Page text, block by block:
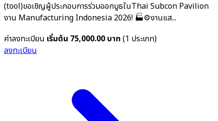
(tool)ขอเชิญผู้ประกอบการร่วมออกบูธในThai Subcon Pavilion
งาน Manufacturing Indonesia 2026! 🏭⚙️งานแส...
ค่าลงทะเบียน เริ่มต้น 75,000.00 บาท (1 ประเภท)
ลงทะเบียน